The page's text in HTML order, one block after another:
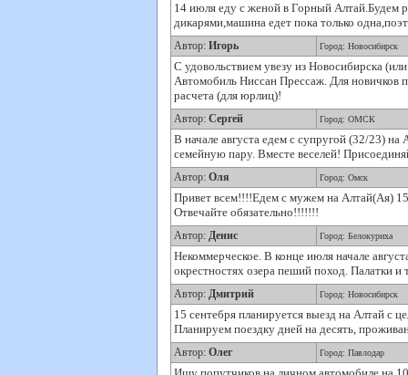
14 июля еду с женой в Горный Алтай.Будем
дикарями,машина едет пока только
Автор: Игорь Город: Новосибирск
С удовольствием увезу из Новосибирска
Автомобиль Ниссан Прессаж. Для новичков
расчета (для юрлиц)!
Автор: Сергей Город: ОМСК
В начале августа едем с супругой (32/23)
семейную пару. Вместе веселей!
Автор: Оля Город: Омск
Привет всем!!!!Едем с мужем на Алтай(Ая)
Отвечайте обязательно!!!!!!!
Автор: Денис Город: Белокуриха
Некоммерческое. В конце июля начале
окрестностях озера пеший поход. Палатки
Автор: Дмитрий Город: Новосибирск
15 сентебря планируется выезд на Алтай с
Планируем поездку дней на десять,
Автор: Олег Город: Павлодар